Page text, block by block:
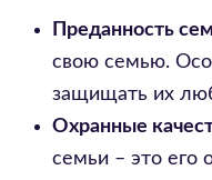
Преданность
свою семью.
защищать их
Охранные
семьи – это его